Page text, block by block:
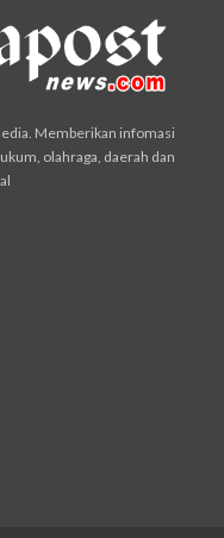
Memberikan infomasi
olahraga, daerah dan